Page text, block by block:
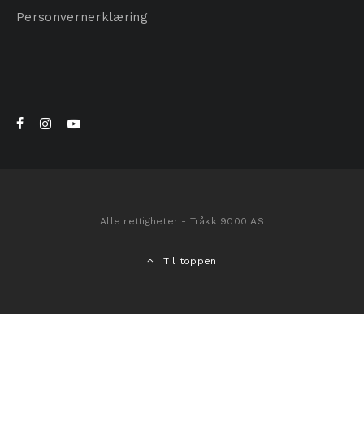
Personvernerklæring
Alle rettigheter - Tråkk 9000 AS
Til toppen